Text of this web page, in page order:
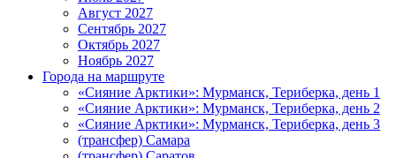
Август 2027
Сентябрь 2027
Октябрь 2027
Ноябрь 2027
Города на маршруте
«Сияние Арктики»: Мурманск, Териберка, день 1
«Сияние Арктики»: Мурманск, Териберка, день 2
«Сияние Арктики»: Мурманск, Териберка, день 3
(трансфер) Самара